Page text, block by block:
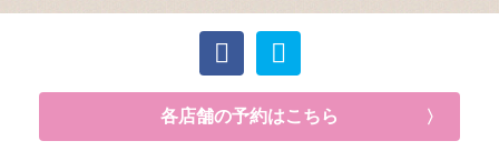
各店舗の予約はこちら